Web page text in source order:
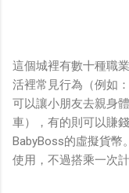
這個城裡有數十種職
活裡常見行為（例如
可以讓小朋友去親身
車），有的則可以賺
BabyBoss的虛擬貨幣
使用，不過搭乘一次